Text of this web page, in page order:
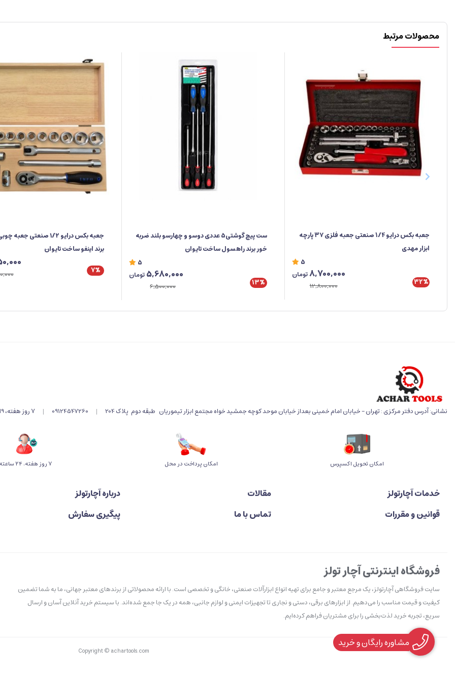
محصولات مرتبط
جعبه‌ بکس درایو 1/4 صنعتی جعبه فلزی ۳۷ پارچه
ابزار مهدی
5
32%
8,700,000تومان
12,800,000
ست پیچ گوشتی5 عددی دوسو و چهارسو بلند ضربه
خور برند راهسول ساخت تایوان
5
13%
5,680,000تومان
6,500,000
برند اینفو ساخت تایوان
7%
نشانی: آدرس دفتر مرکزی : تهران - خیابان امام خمینی بعداز خیابان موحد کوچه جمشید خواه مجتمع ابزار تیموریان طبقه دوم پلاک 204 |
09124547260
| ۷ روز هفته، 9الی 19 پاسخگوی شما هستیم .
اﻣﮑﺎن ﺗﺤﻮﯾﻞ اﮐﺴﭙﺮس امکان پرداخت در محل ۷ روز ﻫﻔﺘﻪ، ۲۴ ﺳﺎﻋﺘﻪ
خدمات آچارتولز مقالات
درباره آچارتولز
قوانین و مقررات
تماس با ما پیگیری سفارش
فروشگاه اینترنتی آچار تولز
سایت فروشگاهی آچارتولز، یک مرجع معتبر و جامع برای تهیه انواع ابزارآلات صنعتی، خانگی و تخصصی است. با ارائه محصولاتی از برندهای معتبر جهانی، ما به شما تضمین
کیفیت و قیمت مناسب را می‌دهیم. از ابزارهای برقی، دستی و نجاری تا تجهیزات ایمنی و لوازم جانبی، همه در یک جا جمع شده‌اند. با سیستم خرید آنلاین آسان و ارسال
سریع، تجربه خرید لذت‌بخشی را برای مشتریان فراهم کرده‌ایم.
Copyright © achartools.com
مشاوره رایگان و خرید